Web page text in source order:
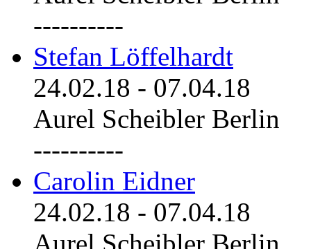
----------
Stefan Löffelhardt
24.02.18 - 07.04.18
Aurel Scheibler Berlin
----------
Carolin Eidner
24.02.18 - 07.04.18
Aurel Scheibler Berlin